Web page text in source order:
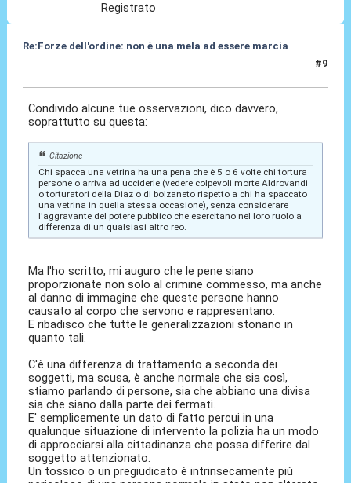
Registrato
Re:Forze dell'ordine: non è una mela ad essere marcia
#9
Condivido alcune tue osservazioni, dico davvero,
soprattutto su questa:
Citazione
Chi spacca una vetrina ha una pena che è 5 o 6 volte chi tortura
persone o arriva ad ucciderle (vedere colpevoli morte Aldrovandi
o torturatori della Diaz o di bolzaneto rispetto a chi ha spaccato
una vetrina in quella stessa occasione), senza considerare
l'aggravante del potere pubblico che esercitano nel loro ruolo a
differenza di un qualsiasi altro reo.
Ma l'ho scritto, mi auguro che le pene siano
proporzionate non solo al crimine commesso, ma anche
al danno di immagine che queste persone hanno
causato al corpo che servono e rappresentano.
E ribadisco che tutte le generalizzazioni stonano in
quanto tali.
C'è una differenza di trattamento a seconda dei
soggetti, ma scusa, è anche normale che sia così,
stiamo parlando di persone, sia che abbiano una divisa
sia che siano dalla parte dei fermati.
E' semplicemente un dato di fatto percui in una
qualunque situazione di intervento la polizia ha un modo
di approcciarsi alla cittadinanza che possa differire dal
soggetto attenzionato.
Un tossico o un pregiudicato è intrinsecamente più